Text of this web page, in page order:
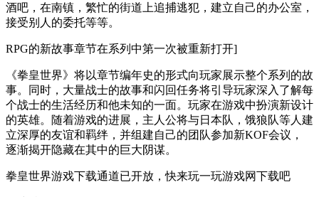
酒吧，在南镇，繁忙的街道上追捕逃犯，建立自己的办公室，
接受别人的委托等等。
RPG的新故事章节在系列中第一次被重新打开]
《拳皇世界》将以章节编年史的形式向玩家展示整个系列的故
事。同时，大量战士的故事和闪回任务将引导玩家深入了解每
个战士的生活经历和他未知的一面。玩家在游戏中扮演新设计
的英雄。随着游戏的进展，主人公将与日本队，饿狼队等人建
立深厚的友谊和羁绊，并组建自己的团队参加新KOF会议，
逐渐揭开隐藏在其中的巨大阴谋。
拳皇世界游戏下载通道已开放，快来玩一玩游戏网下载吧